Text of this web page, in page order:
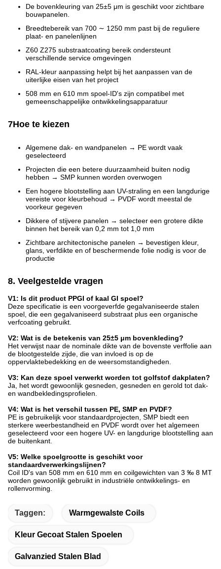
De bovenkleuring van 25±5 μm is geschikt voor zichtbare
bouwpanelen.
Breedtebereik van 700 ∼ 1250 mm past bij de reguliere
plaat- en panelenlijnen
Z60 Z275 substraatcoating bereik ondersteunt
verschillende service omgevingen
RAL-kleur aanpassing helpt bij het aanpassen van de
uiterlijke eisen van het project
508 mm en 610 mm spoel-ID's zijn compatibel met
gemeenschappelijke ontwikkelingsapparatuur
7Hoe te kiezen
Algemene dak- en wandpanelen → PE wordt vaak
geselecteerd
Projecten die een betere duurzaamheid buiten nodig
hebben → SMP kunnen worden overwogen
Een hogere blootstelling aan UV-straling en een langdurige
vereiste voor kleurbehoud → PVDF wordt meestal de
voorkeur gegeven
Dikkere of stijvere panelen → selecteer een grotere dikte
binnen het bereik van 0,2 mm tot 1,0 mm
Zichtbare architectonische panelen → bevestigen kleur,
glans, verfdikte en of beschermende folie nodig is voor de
productie
8. Veelgestelde vragen
V1: Is dit product PPGI of kaal GI spoel?
Deze specificatie is een voorgeverfde gegalvaniseerde stalen
spoel, die een gegalvaniseerd substraat plus een organische
verfcoating gebruikt.
V2: Wat is de betekenis van 25±5 μm bovenkleding?
Het verwijst naar de nominale dikte van de bovenste verffolie aan
de blootgestelde zijde, die van invloed is op de
oppervlaktebedekking en de weersomstandigheden.
V3: Kan deze spoel verwerkt worden tot golfstof dakplaten?
Ja, het wordt gewoonlijk gesneden, gesneden en gerold tot dak-
en wandbekledingsprofielen.
V4: Wat is het verschil tussen PE, SMP en PVDF?
PE is gebruikelijk voor standaardprojecten, SMP biedt een
sterkere weerbestandheid en PVDF wordt over het algemeen
geselecteerd voor een hogere UV- en langdurige blootstelling aan
de buitenkant.
V5: Welke spoelgrootte is geschikt voor
standaardverwerkingslijnen?
Coil ID's van 508 mm en 610 mm en coilgewichten van 3 ‰ 8 MT
worden gewoonlijk gebruikt in industriële ontwikkelings- en
rollenvorming.
Taggen: Warmgewalste Coils
Kleur Gecoat Stalen Spoelen
Galvanzied Stalen Blad